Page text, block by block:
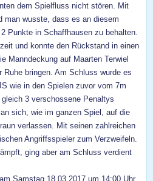
dem Spielfluss nicht stören. Mit
man wusste, dass es an diesem
Punkte in Schaffhausen zu behalten.
und konnte den Rückstand in einen
Manndeckung auf Maarten Terwiel
bringen. Am Schluss wurde es
wie in den Spielen zuvor vom 7m
3 verschossene Penaltys
sich, wie im ganzen Spiel, auf die
verlassen. Mit seinen zahlreichen
Angriffsspieler zum Verzweifeln.
ging aber am Schluss verdient
Samstag 18.03.2017 um 14:00 Uhr